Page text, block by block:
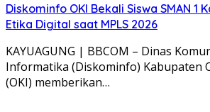
Diskominfo OKI Bekali Siswa SMAN 1
Etika Digital saat MPLS 2026
KAYUAGUNG | BBCOM – Dinas
Informatika (Diskominfo) Kabupaten
(OKI) memberikan…